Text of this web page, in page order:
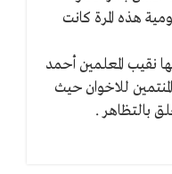
هذه المرة كانت
نقيب المعلمين أحمد
للاخوان حيث
بالتظاهر .